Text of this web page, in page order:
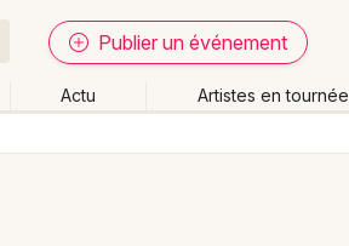
Publier un événement
Actu Artistes en tournée